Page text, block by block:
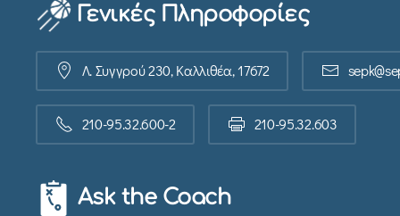
Γενικές Πληροφορίες
Λ. Συγγρού 230, Καλλιθέα, 17672
210-95.32.600-2 210-95.32.603
Ask the Coach